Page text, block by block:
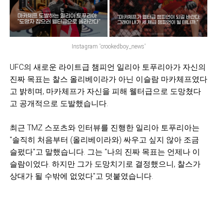
Instagram 'crookedboy_news'
UFC의 새로운 라이트급 챔피언 일리아 토푸리아가 자신의
진짜 목표는 찰스 올리베이라가 아닌 이슬람 마카체프였다
고 밝히며, 마카체프가 자신을 피해 웰터급으로 도망쳤다
고 공개적으로 도발했습니다.
최근 TMZ 스포츠와 인터뷰를 진행한 일리아 토푸리아는
"솔직히 처음부터 (올리베이라와) 싸우고 싶지 않아 조금
슬펐다"고 말했습니다. 그는 "나의 진짜 목표는 언제나 이
슬람이었다. 하지만 그가 도망치기로 결정했으니, 찰스가
상대가 될 수밖에 없었다"고 덧붙였습니다.